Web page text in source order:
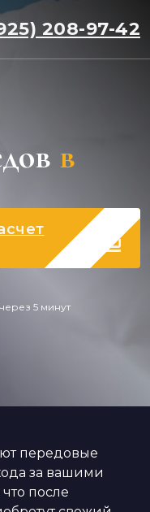
208-97-42
в
через 5 минут
передовые
за вашими
после